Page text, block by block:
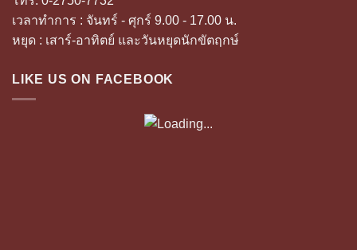
เวลาทำการ : จันทร์ - ศุกร์ 9.00 - 17.00 น.
หยุด : เสาร์-อาทิตย์ และวันหยุดนักขัตฤกษ์
LIKE US ON FACEBOOK